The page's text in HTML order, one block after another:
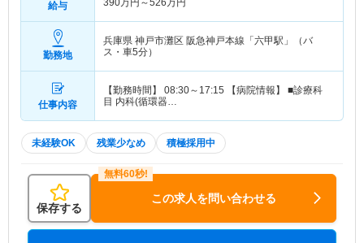
給与
390万円～526万円
勤務地
兵庫県 神戸市灘区 阪急神戸本線「六甲駅」（バ
ス・車5分）
仕事内容
【勤務時間】 08:30～17:15 【病院情報】 ■診療科
目 内科(循環器…
未経験OK 残業少なめ 積極採用中
保存する
この求人を問い合わせる